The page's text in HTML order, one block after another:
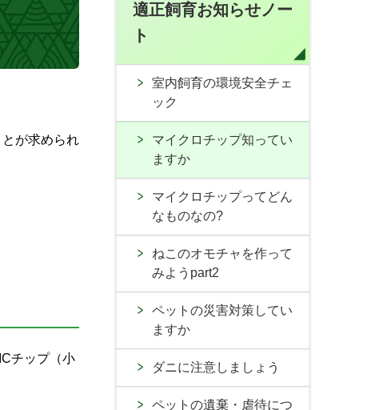
が求められ
チップ（小
適正飼育お知らせノー
ト
室内飼育の環境安全チェ
ック
マイクロチップ知ってい
ますか
マイクロチップってどん
なものなの?
ねこのオモチャを作って
みようpart2
ペットの災害対策してい
ますか
ダニに注意しましょう
ペットの遺棄・虐待につ